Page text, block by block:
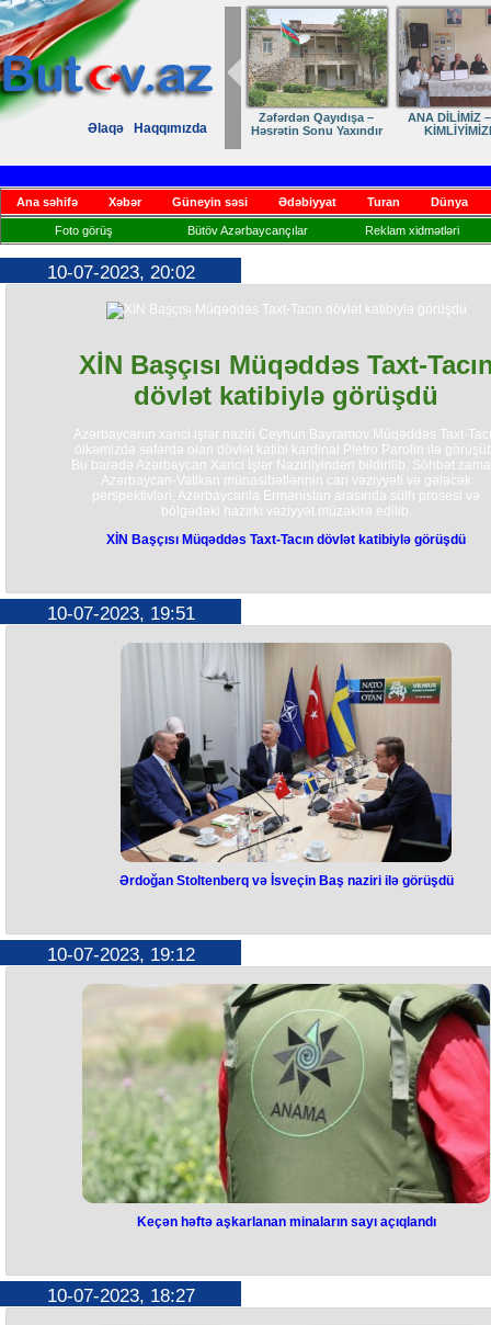
Əlaqə Haqqımızda
Zəfərdən Qayıdışa –
Həsrətin Sonu Yaxındır
ANA DİLİMİZ
Ana səhifə Xəbər Güneyin səsi Ədəbiyyat Turan Dünya
Foto görüş Bütöv Azərbaycançılar Reklam xidmətləri
10-07-2023, 20:02
XİN Başçısı Müqəddəs Taxt-
dövlət katibiylə görüşdü
Azərbaycanın xarici işlər naziri Ceyhun Bayramov Müqəddəs Taxt-
ölkəmizdə səfərdə olan dövlət katibi kardinal Pietro Parolin ilə
Bu barədə Azərbaycan Xarici İşlər Nazirliyindən bildirilib. Söhbət
Azərbaycan-Vatikan münasibətlərinin cari vəziyyəti və gələcək
perspektivləri, Azərbaycanla Ermənistan arasında sülh prosesi və
bölgədəki hazırkı vəziyyət müzakirə edilib.
böyük əhəmiyyət verdiyini və bu xüsusda Azərbaycanın Vatikanda
təkan verdiyi qeyd olunub. Nazir, həmçinin qarşı tərəfə 44 günlük
müharibəsindən sonrakı vəziyyət, eləcə də işğaldan azad edilmiş
dini irs barədə ətraflı məlumat verib. Bununla yanaşı, Ermənistanın
törətdiyi və davam edən mina təhdidləri və digər təxribatları barədə
müfəssəl məlumat verilib. 1990-cı illərin əvvəllərindən 3 800-dən
itkin düşmüş azərbaycanlı barədə hələ də məlumat olmadığı diqqətə
çatdırılıb.
Qeyd edilənlərlə yanaşı, Ermənistanın sərhədi təsadüfən keçmiş
hərbçilərin geri qaytarılması barədə etimad quruculuğu tədbirlərinə
etmədiyi xatırlanıb.
Görüşdə, həmçinin Azərbaycanın Vatikanın tarixi və dini məkanlarının
bərpasında iştirakı məmnunluqla qeyd edilib və bunun
mədəniyyətlərarası dialoqa bir töhfə kimi qiymətləndirildiyi diqqətə
çatdırılıb. Tərəflər, həmçinin qarşılıqlı maraq doğuran regional və
beynəlxalq məsələlər ətrafında da fikir mübadiləsi aparıblar.
XİN Başçısı Müqəddəs Taxt-Tacın dövlət katibiylə görüşdü
10-07-2023, 19:51
Baş naziri ilə görüşdü
Stoltenberq və İsveçin baş naziri Ulf Kristerssonla görüşüb. Bu
TRT məlumat yayıb. Bildirilir ki, görüş Litvanın paytaxtı Vilnüsdə
keçiriləcək NATO sammiti çərçivəsində baş tutub. Görüş mətbuata
keçirilir.
Ərdoğan Stoltenberq və İsveçin Baş naziri ilə görüşdü
10-07-2023, 19:12
sayı açıqlandı
Keçən həftə aşkarlanan minaların sayı açıqlandı
10-07-2023, 18:27